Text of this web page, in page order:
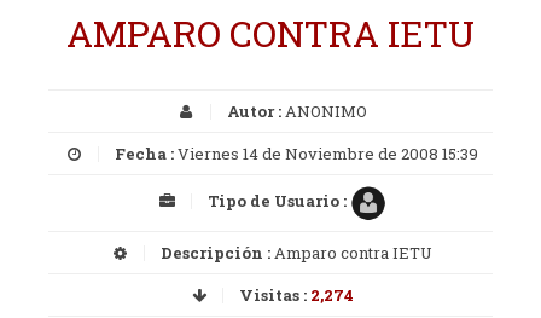
AMPARO CONTRA IETU
Autor :ANONIMO
Fecha :Viernes 14 de Noviembre de 2008 15:39
Tipo de Usuario :
Descripción :Amparo contra IETU
Visitas : 2,274